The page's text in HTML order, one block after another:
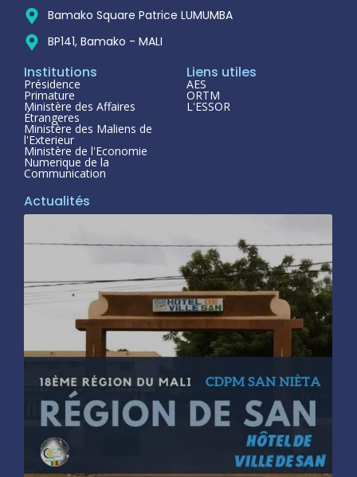
Bamako Square Patrice LUMUMBA
BP141, Bamako - MALI
Institutions
Présidence
Primature
Ministère des Affaires
Étrangeres
Ministère des Maliens de
l'Exterieur
Ministère de l'Economie
Numerique de la
Communication
Liens utiles
AES
ORTM
L'ESSOR
Actualités